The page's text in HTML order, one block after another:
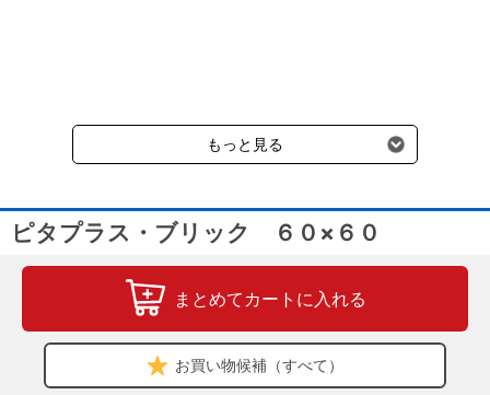
受けます。
もっと見る
ピタプラス・ブリック ６０×６０
まとめてカートに入れる
お買い物候補（すべて）